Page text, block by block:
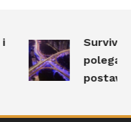
Survival
polega i